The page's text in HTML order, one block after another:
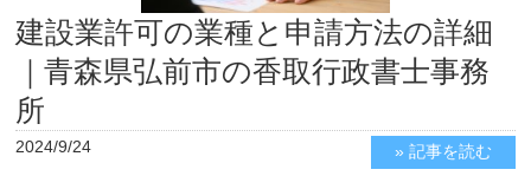
建設業許可の業種と申請方法の詳細
｜青森県弘前市の香取行政書士事務
所
2024/9/24 » 記事を読む